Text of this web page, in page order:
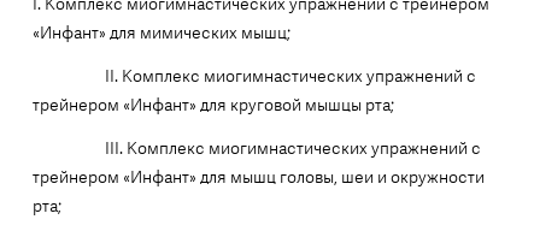
«Инфант» для мимических мышц;
II. Комплекс миогимнастических упражнений с
трейнером «Инфант» для круговой мышцы рта;
III. Комплекс миогимнастических упражнений с
трейнером «Инфант» для мышц головы, шеи и окружности
рта;